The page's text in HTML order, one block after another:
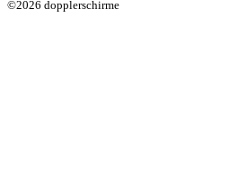
©2026 dopplerschirme